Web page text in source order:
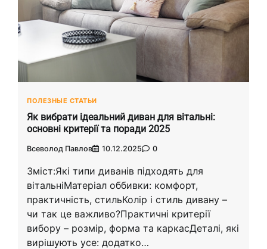
ПОЛЕЗНЫЕ СТАТЬИ
Як вибрати ідеальний диван для вітальні:
основні критерії та поради 2025
Всеволод Павлов 10.12.2025 0
Зміст:Які типи диванів підходять для
вітальніМатеріал оббивки: комфорт,
практичність, стильКолір і стиль дивану –
чи так це важливо?Практичні критерії
вибору – розмір, форма та каркасДеталі, які
вирішують усе: додатко…